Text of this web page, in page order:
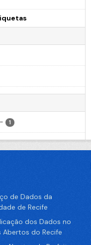
- 1
de Dados da
de Recife
dos Dados no
Abertos do Recife